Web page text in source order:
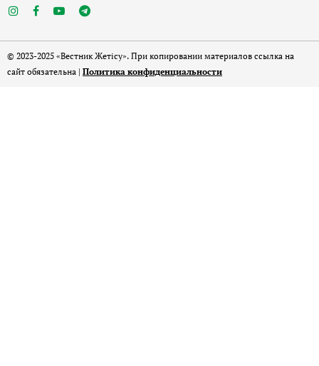
© 2023-2025 «Вестник Жетісу». При копировании материалов ссылка на
сайт обязательна | Политика конфиденциальности